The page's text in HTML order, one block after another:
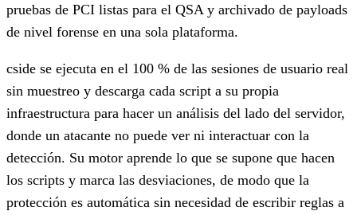
pruebas de PCI listas para el QSA y archivado de payloads
de nivel forense en una sola plataforma.
cside se ejecuta en el 100 % de las sesiones de usuario real
sin muestreo y descarga cada script a su propia
infraestructura para hacer un análisis del lado del servidor,
donde un atacante no puede ver ni interactuar con la
detección. Su motor aprende lo que se supone que hacen
los scripts y marca las desviaciones, de modo que la
protección es automática sin necesidad de escribir reglas a